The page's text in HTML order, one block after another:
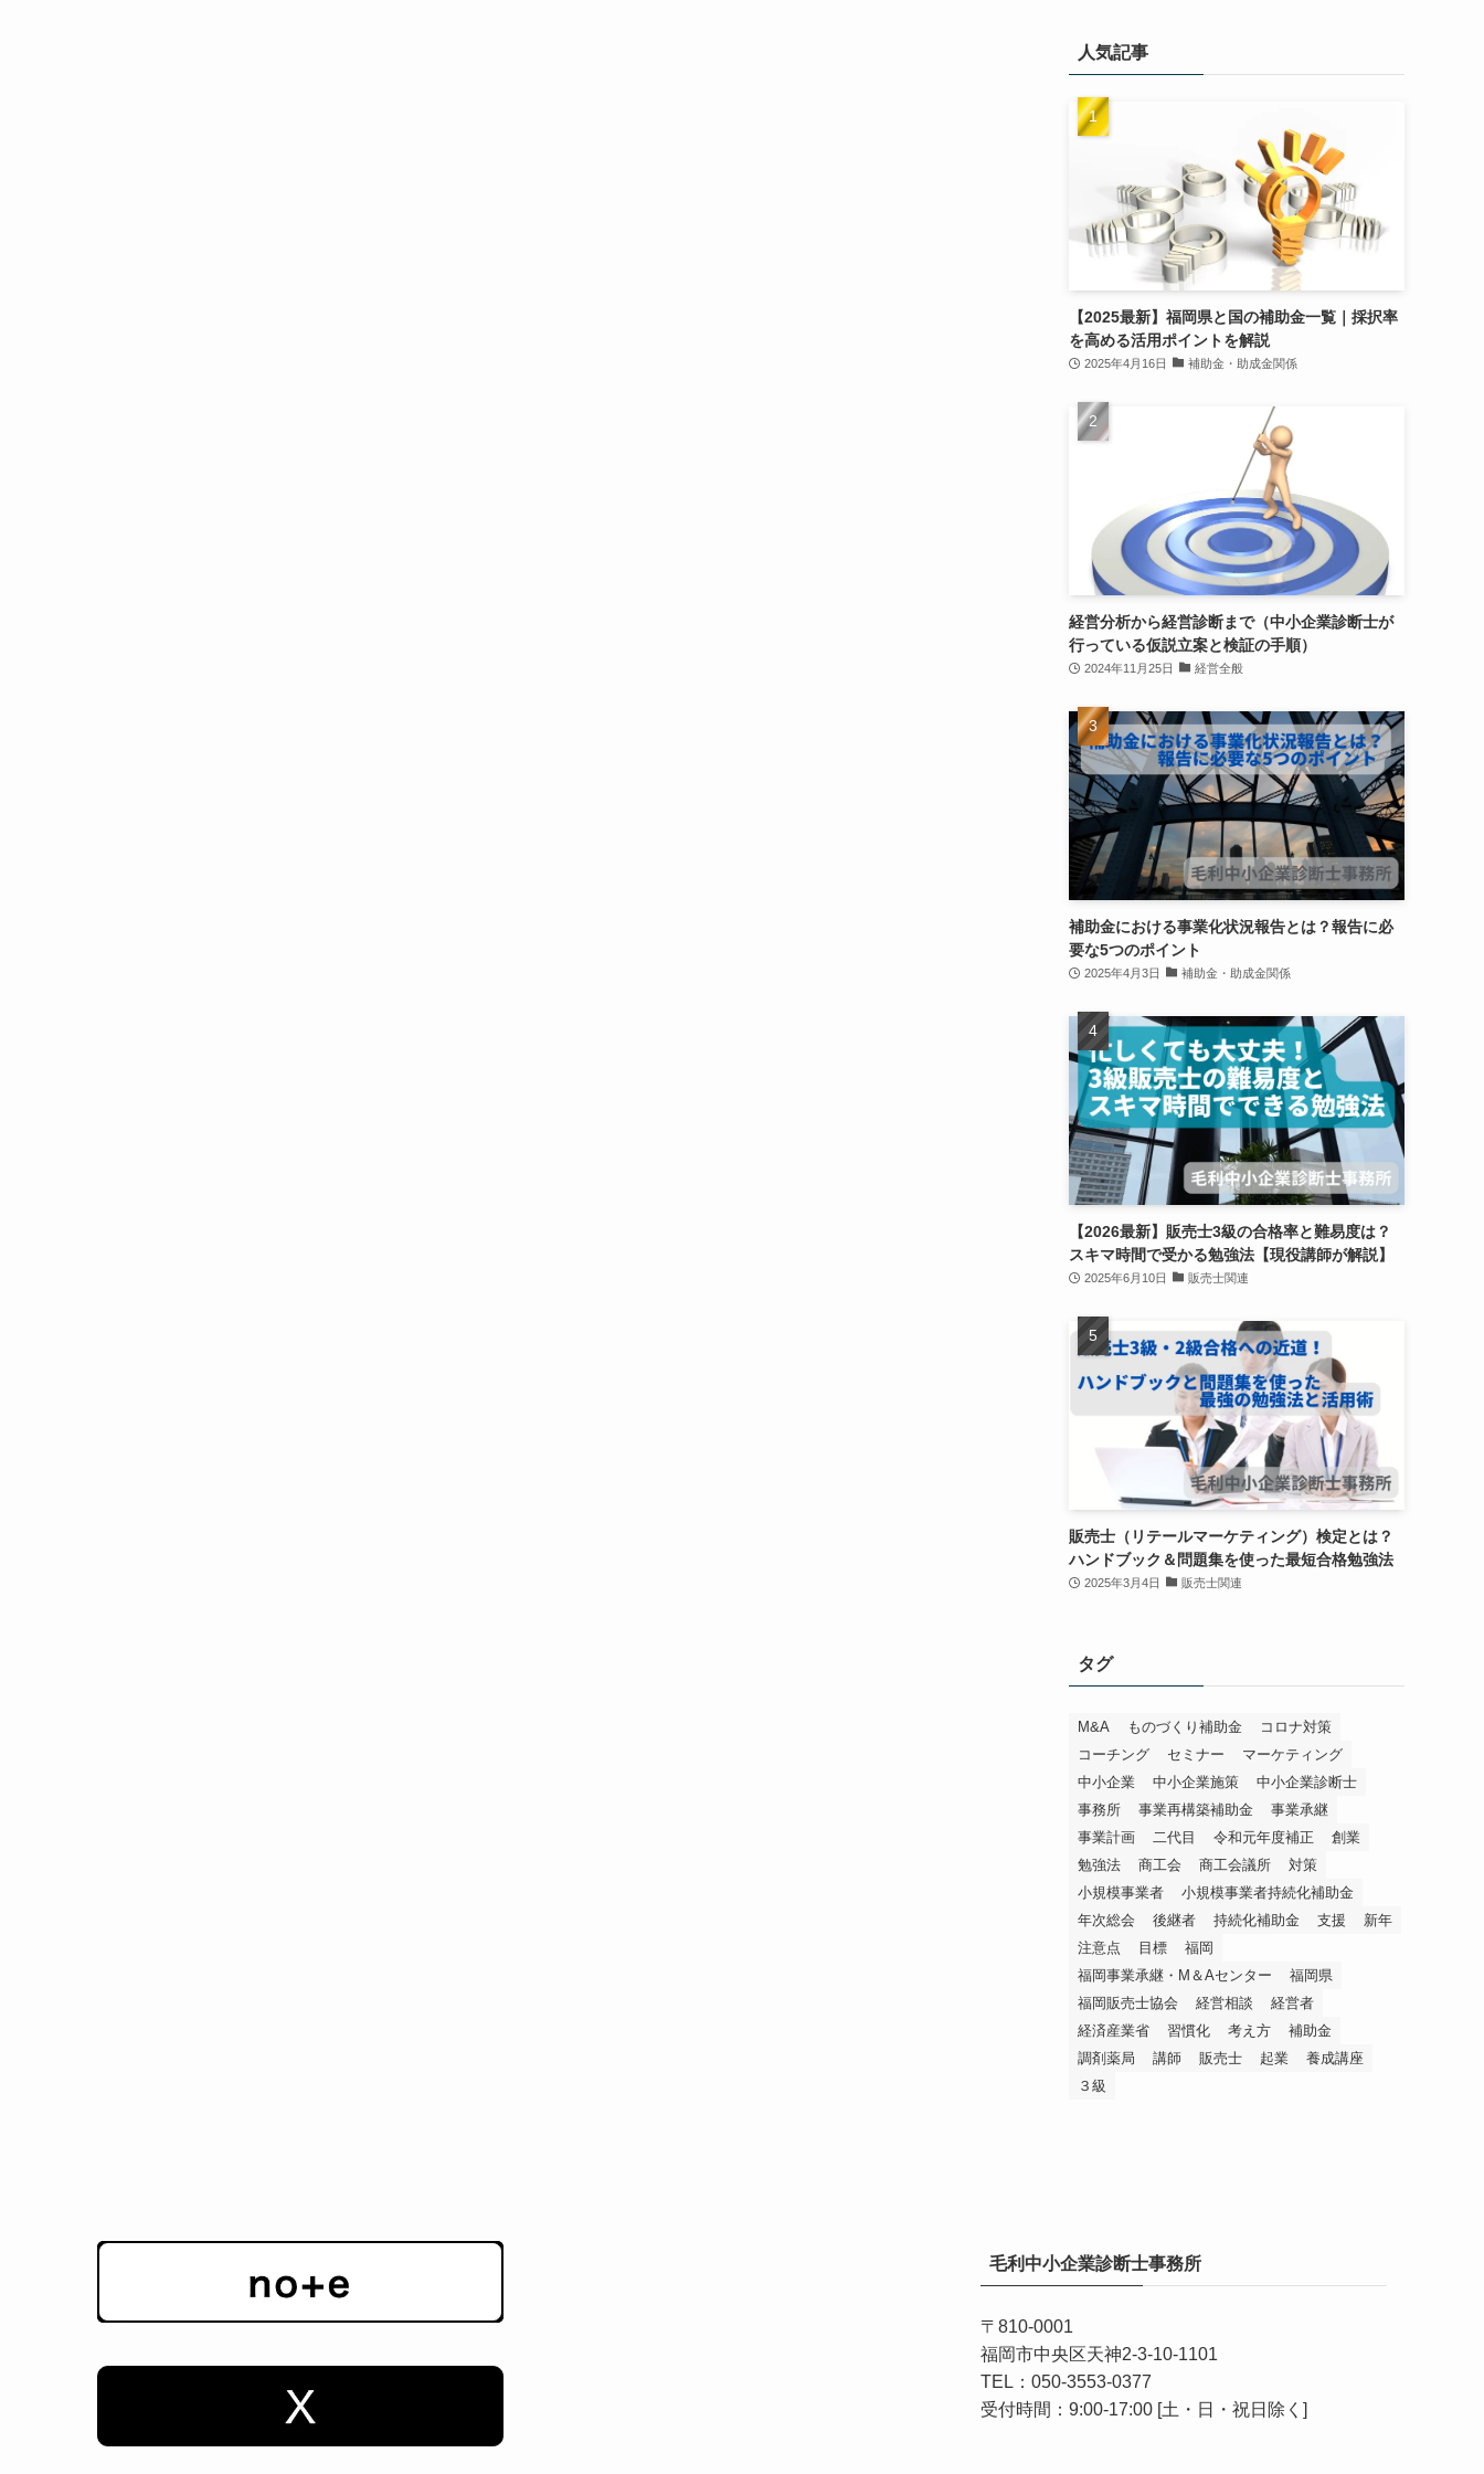
人気記事
【2025最新】福岡県と国の補助金一覧｜採択率
を高める活用ポイントを解説
2025年4月16日 補助金・助成金関係
経営分析から経営診断まで（中小企業診断士が
行っている仮説立案と検証の手順）
2024年11月25日 経営全般
補助金における事業化状況報告とは？報告に必
要な5つのポイント
2025年4月3日 補助金・助成金関係
【2026最新】販売士3級の合格率と難易度は？
スキマ時間で受かる勉強法【現役講師が解説】
2025年6月10日 販売士関連
販売士（リテールマーケティング）検定とは？
ハンドブック＆問題集を使った最短合格勉強法
2025年3月4日 販売士関連
タグ
M&A ものづくり補助金
コロナ対策
コーチング
セミナー
マーケティング
中小企業
中小企業施策
中小企業診断士
事務所
事業再構築補助金
事業承継
事業計画
二代目 令和元年度補正
創業
勉強法
商工会 商工会議所
対策
小規模事業者
小規模事業者持続化補助金
年次総会
後継者 持続化補助金 支援
新年
注意点
目標
福岡
福岡事業承継・M＆Aセンター
福岡県
福岡販売士協会
経営相談
経営者
経済産業省
習慣化 考え方
補助金
調剤薬局
講師 販売士 起業
養成講座
３級
毛利中小企業診断士事務所
〒810-0001
福岡市中央区天神2-3-10-1101
TEL：050-3553-0377
受付時間：9:00-17:00 [土・日・祝日除く]